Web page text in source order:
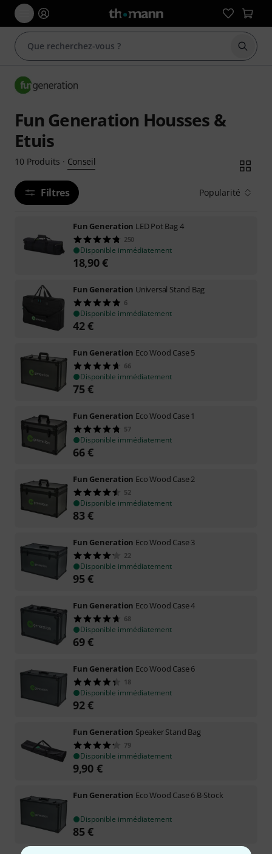
Fun Generation Housses &
Etuis
10 Produits · Conseil
Filtres Popularité
Fun Generation LED Pot Bag 4
250
Disponible immédiatement
18,90€
Fun Generation Universal Stand Bag
6
Disponible immédiatement
42€
Fun Generation Eco Wood Case 5
66
Disponible immédiatement
75€
Fun Generation Eco Wood Case 1
57
Disponible immédiatement
66€
Fun Generation Eco Wood Case 2
52
Disponible immédiatement
83€
Fun Generation Eco Wood Case 3
22
Disponible immédiatement
95€
Fun Generation Eco Wood Case 4
68
Disponible immédiatement
69€
Fun Generation Eco Wood Case 6
18
Disponible immédiatement
92€
Fun Generation Speaker Stand Bag
79
Disponible immédiatement
9,90 €
Fun Generation Eco Wood Case 6 B-Stock
Disponible immédiatement
85€